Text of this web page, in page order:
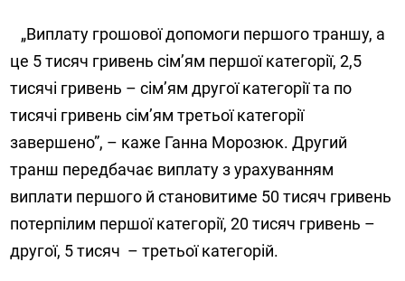
„Виплату грошової допомоги першого траншу, а
це 5 тисяч гривень сім’ям першої категорії, 2,5
тисячі гривень – сім’ям другої категорії та по
тисячі гривень сім’ям третьої категорії
завершено”, – каже Ганна Морозюк. Другий
транш передбачає виплату з урахуванням
виплати першого й становитиме 50 тисяч гривень
потерпілим першої категорії, 20 тисяч гривень –
другої, 5 тисяч – третьої категорій.